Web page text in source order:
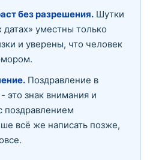
без разрешения. Шутки
датах» уместны только
и уверены, что человек
Поздравление в
это знак внимания и
поздравлением
всё же написать позже,